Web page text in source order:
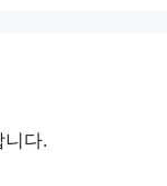
니다.